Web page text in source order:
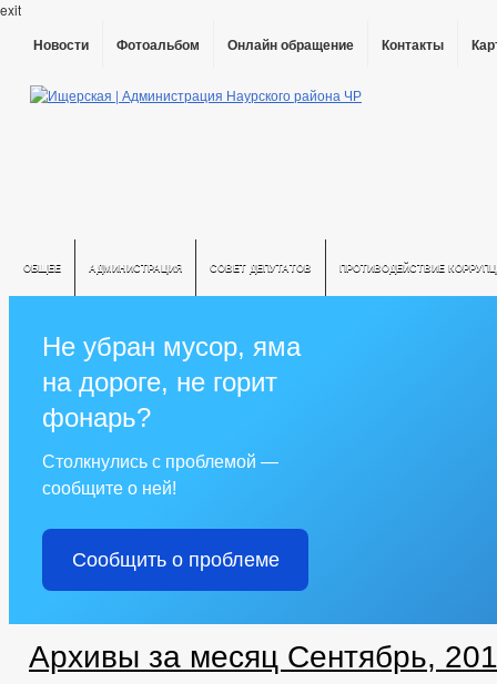
exit
Новости Фотоальбом Онлайн обращение Контакты
ОБЩЕЕ АДМИНИСТРАЦИЯ СОВЕТ ДЕПУТАТОВ ПРОТИВОДЕЙСТВИЕ
Не убран мусор, яма
на дороге, не горит
фонарь?
Столкнулись с проблемой —
сообщите о ней!
Сообщить о проблеме
Архивы за месяц Сентябрь,